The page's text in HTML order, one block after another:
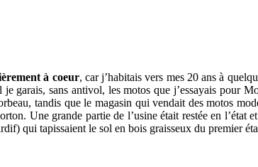
à coeur, car j’habitais vers mes 20 ans à
garais, sans antivol, les motos que j’essayais pour
tandis que le magasin qui vendait des motos
Une grande partie de l’usine était restée en l’état
qui tapissaient le sol en bois graisseux du premier